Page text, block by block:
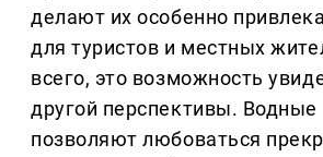
делают их особенно
для туристов и местных
всего, это возможность
другой перспективы.
позволяют любоваться